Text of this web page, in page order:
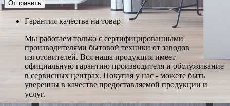
Гарантия качества на товар
Мы работаем только с сертифицированными
производителями бытовой техники от заводов
изготовителей. Вся наша продукция имеет
официальную гарантию производителя и обслуживание
в сервисных центрах. Покупая у нас - можете быть
уверенны в качестве предоставляемой продукции и
услуг.